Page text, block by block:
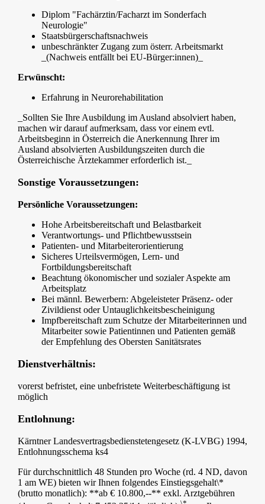
Diplom "Fachärztin/Facharzt im Sonderfach
Neurologie"
Staatsbürgerschaftsnachweis
unbeschränkter Zugang zum österr. Arbeitsmarkt
_(Nachweis entfällt bei EU-Bürger:innen)_
Erwünscht:
Erfahrung in Neurorehabilitation
_Sollten Sie Ihre Ausbildung im Ausland absolviert haben,
machen wir darauf aufmerksam, dass vor einem evtl.
Arbeitsbeginn in Österreich die Anerkennung Ihrer im
Ausland absolvierten Ausbildungszeiten durch die
Österreichische Ärztekammer erforderlich ist._
Sonstige Voraussetzungen:
Persönliche Voraussetzungen:
Hohe Arbeitsbereitschaft und Belastbarkeit
Verantwortungs- und Pflichtbewusstsein
Patienten- und Mitarbeiterorientierung
Sicheres Urteilsvermögen, Lern- und
Fortbildungsbereitschaft
Beachtung ökonomischer und sozialer Aspekte am
Arbeitsplatz
Bei männl. Bewerbern: Abgeleisteter Präsenz- oder
Zivildienst oder Untauglichkeitsbescheinigung
Impfbereitschaft zum Schutze der Mitarbeiterinnen und
Mitarbeiter sowie Patientinnen und Patienten gemäß
der Empfehlung des Obersten Sanitätsrates
Dienstverhältnis:
vorerst befristet, eine unbefristete Weiterbeschäftigung ist
möglich
Entlohnung:
Kärntner Landesvertragsbedienstetengesetz (K-LVBG) 1994,
Entlohnungsschema ks4
Für durchschnittlich 48 Stunden pro Woche (rd. 4 ND, davon
1 am WE) bieten wir Ihnen folgendes Einstiegsgehalt\*
(brutto monatlich): **ab € 10.800,--** exkl. Arztgebühren